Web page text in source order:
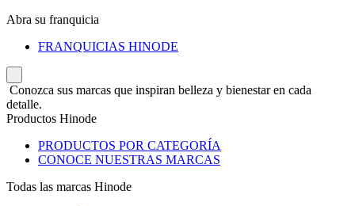
Abra su franquicia
FRANQUICIAS HINODE
Conozca sus marcas que inspiran belleza y bienestar en cada
detalle.
Productos Hinode
PRODUCTOS POR CATEGORÍA
CONOCE NUESTRAS MARCAS
Todas las marcas Hinode